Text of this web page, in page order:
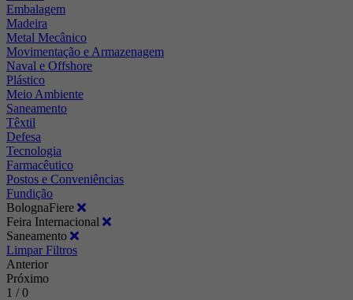
Embalagem
Madeira
Metal Mecânico
Movimentação e Armazenagem
Naval e Offshore
Plástico
Meio Ambiente
Saneamento
Têxtil
Defesa
Tecnologia
Farmacêutico
Postos e Conveniências
Fundição
BolognaFiere
Feira Internacional
Saneamento
Limpar Filtros
Anterior
Próximo
1 / 0